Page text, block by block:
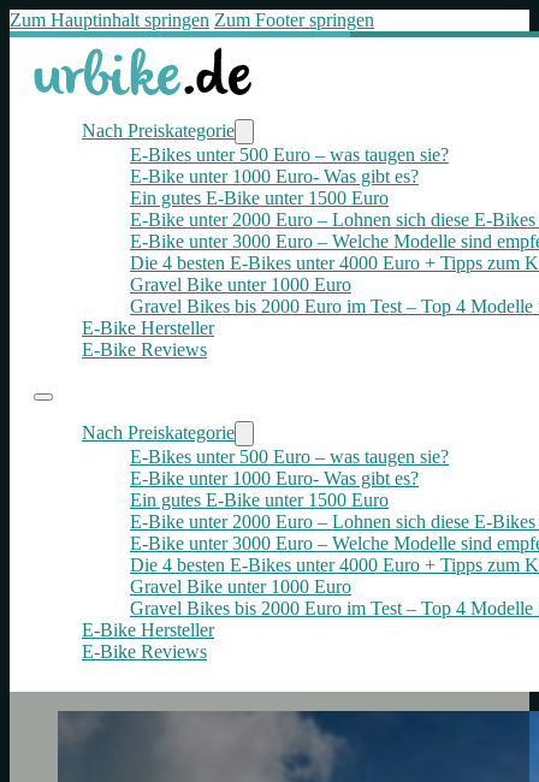
Zum Hauptinhalt springen Zum Footer springen
Nach Preiskategorie
E-Bikes unter 500 Euro – was taugen sie?
E-Bike unter 1000 Euro- Was gibt es?
Ein gutes E-Bike unter 1500 Euro
E-Bike unter 2000 Euro – Lohnen sich diese E-
E-Bike unter 3000 Euro – Welche Modelle sind
Die 4 besten E‑Bikes unter 4000 Euro + Tipps zum
Gravel Bike unter 1000 Euro
Gravel Bikes bis 2000 Euro im Test – Top 4 Modelle
E-Bike Hersteller
E-Bike Reviews
Nach Preiskategorie
E-Bikes unter 500 Euro – was taugen sie?
E-Bike unter 1000 Euro- Was gibt es?
Ein gutes E-Bike unter 1500 Euro
E-Bike unter 2000 Euro – Lohnen sich diese E-
E-Bike unter 3000 Euro – Welche Modelle sind
Die 4 besten E‑Bikes unter 4000 Euro + Tipps zum
Gravel Bike unter 1000 Euro
Gravel Bikes bis 2000 Euro im Test – Top 4 Modelle
E-Bike Hersteller
E-Bike Reviews